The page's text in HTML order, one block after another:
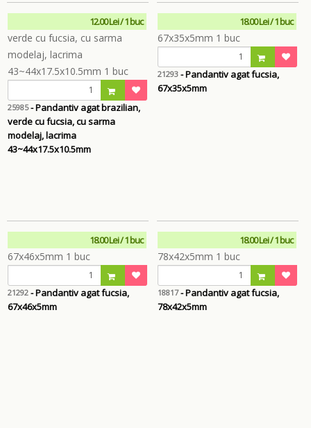
12.00 Lei / 1 buc
25985- Pandantiv agat brazilian,
verde cu fucsia, cu sarma
modelaj, lacrima
43~44x17.5x10.5mm
18.00 Lei / 1 buc
21293- Pandantiv agat fucsia,
67x35x5mm
18.00 Lei / 1 buc
21292 - Pandantiv agat fucsia,
67x46x5mm
18.00 Lei / 1 buc
18817- Pandantiv agat fucsia,
78x42x5mm